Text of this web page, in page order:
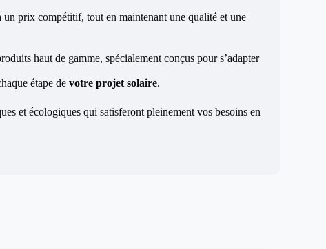
prix compétitif, tout en maintenant une qualité et une
haut de gamme, spécialement conçus pour s’adapter
étape de votre projet solaire.
et écologiques qui satisferont pleinement vos besoins en